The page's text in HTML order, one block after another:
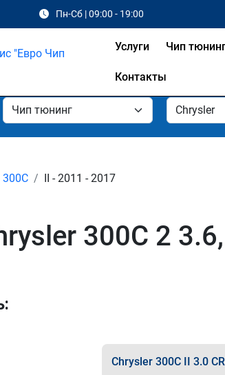
Пн-Сб | 09:00 - 19:00
Услуги Чип
Контакты
300C II - 2011 - 2017
300C 2
Chrysler 300C II 3.0